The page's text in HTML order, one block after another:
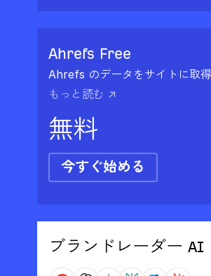
Ahrefs Free
Ahrefs のデータをサイトに取
もっと読む ↗
無料
今すぐ始める
ブランドレーダー AI